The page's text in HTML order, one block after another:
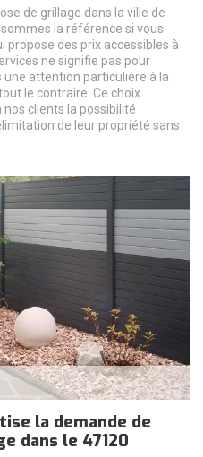
de grillage dans la ville de
la référence si vous
propose des prix accessibles à
ne signifie pas pour
une attention particulière à la
le contraire. Ce choix
nos clients la possibilité
de leur propriété sans
la demande de
dans le 47120